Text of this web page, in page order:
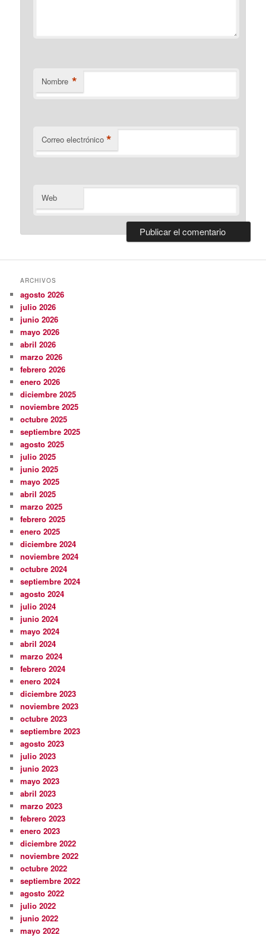
Nombre *
Correo electrónico *
Web
ARCHIVOS
agosto 2026
julio 2026
junio 2026
mayo 2026
abril 2026
marzo 2026
febrero 2026
enero 2026
diciembre 2025
noviembre 2025
octubre 2025
septiembre 2025
agosto 2025
julio 2025
junio 2025
mayo 2025
abril 2025
marzo 2025
febrero 2025
enero 2025
diciembre 2024
noviembre 2024
octubre 2024
septiembre 2024
agosto 2024
julio 2024
junio 2024
mayo 2024
abril 2024
marzo 2024
febrero 2024
enero 2024
diciembre 2023
noviembre 2023
octubre 2023
septiembre 2023
agosto 2023
julio 2023
junio 2023
mayo 2023
abril 2023
marzo 2023
febrero 2023
enero 2023
diciembre 2022
noviembre 2022
octubre 2022
septiembre 2022
agosto 2022
julio 2022
junio 2022
mayo 2022